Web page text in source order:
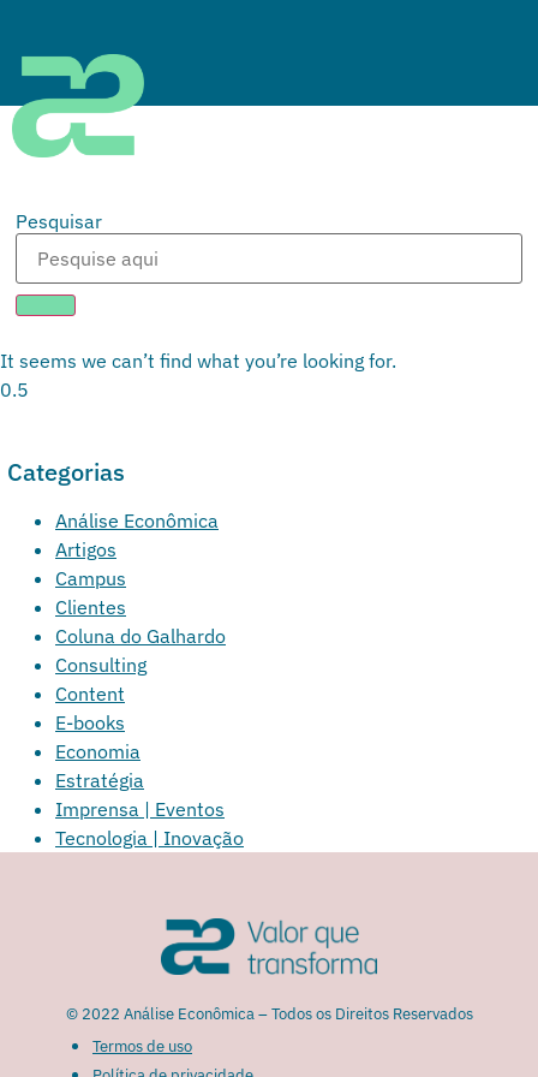
Pesquisar
It seems we can’t find what you’re looking for.
Categorias
Análise Econômica
Artigos
Campus
Clientes
Coluna do Galhardo
Consulting
Content
E-books
Economia
Estratégia
Imprensa | Eventos
Tecnologia | Inovação
© 2022 Análise Econômica – Todos os Direitos Reservados
Termos de uso